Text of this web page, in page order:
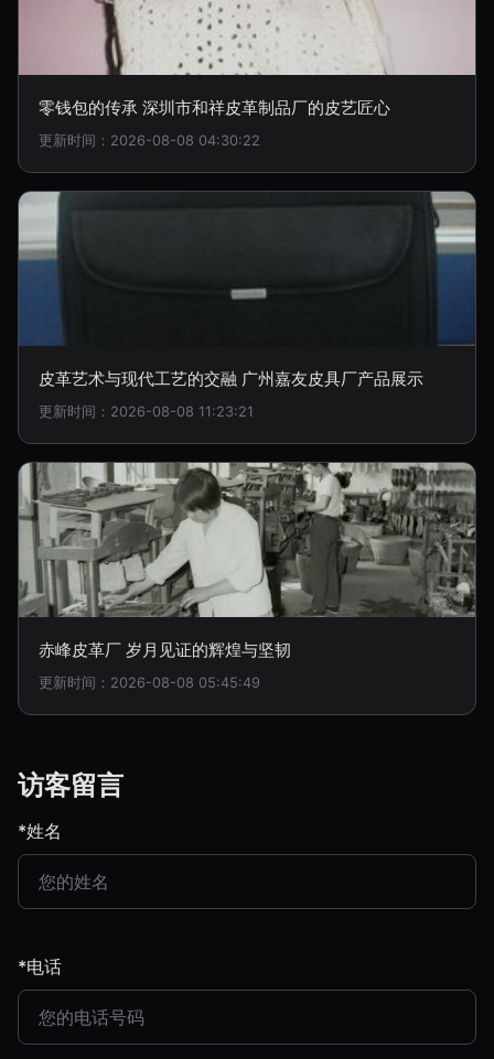
零钱包的传承 深圳市和祥皮革制品厂的皮艺匠心
更新时间：2026-08-08 04:30:22
皮革艺术与现代工艺的交融 广州嘉友皮具厂产品展示
更新时间：2026-08-08 11:23:21
赤峰皮革厂 岁月见证的辉煌与坚韧
更新时间：2026-08-08 05:45:49
访客留言
*姓名
*电话